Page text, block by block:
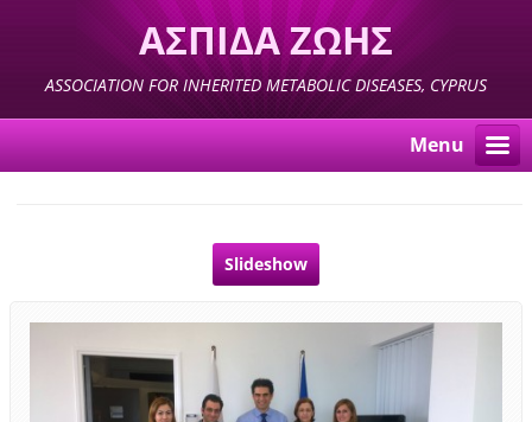
ΑΣΠΙΔΑ ΖΩΗΣ
ASSOCIATION FOR INHERITED METABOLIC DISEASES, CYPRUS
Menu
Slideshow